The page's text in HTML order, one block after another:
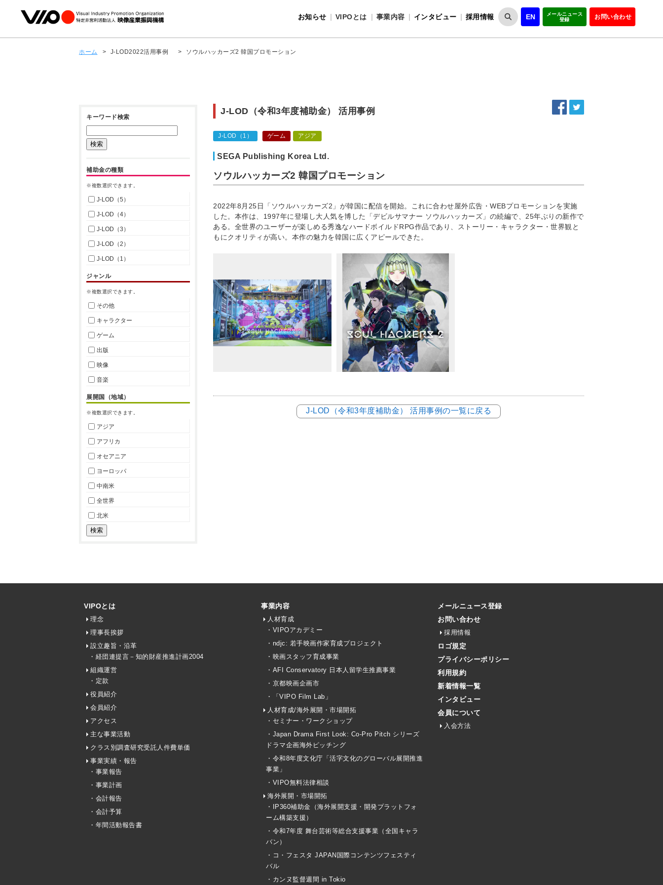
お知らせ VIPOとは
VIPOとは
事業内容
インタビュー 採用情報 EN
メールニュース
登録
お問い合わせ
ホーム > J-LOD2022活用事例 > ソウルハッカーズ2 韓国プロモーション
J-LOD（令和3年度補助金） 活用事例
J-LOD（1） ゲーム アジア
SEGA Publishing Korea Ltd.
ソウルハッカーズ2 韓国プロモーション
2022年8月25日「ソウルハッカーズ2」が韓国に配信を開始。これに合わせ屋外広告・WEBプロモーションを実施
した。本作は、1997年に登場し大人気を博した「デビルサマナー ソウルハッカーズ」の続編で、25年ぶりの新作で
ある。全世界のユーザーが楽しめる秀逸なハードボイルドRPG作品であり、ストーリー・キャラクター・世界観と
もにクオリティが高い。本作の魅力を韓国に広くアピールできた。
J-LOD（令和3年度補助金） 活用事例の一覧に戻る
キーワード検索
補助金の種類
※複数選択できます。
J-LOD（5）
J-LOD（4）
J-LOD（3）
J-LOD（2）
J-LOD（1）
ジャンル
※複数選択できます。
その他
キャラクター
ゲーム
出版
映像
音楽
展開国（地域）
※複数選択できます。
アジア
アフリカ
オセアニア
ヨーロッパ
中南米
全世界
北米
VIPOとは
理念
理事長挨拶
設立趣旨・沿革
・経団連提言－知的財産推進計画2004
組織運営
・定款
役員紹介
会員紹介
アクセス
主な事業活動
クラス別調査研究受託人件費単価
事業実績・報告
・事業報告
・事業計画
・会計報告
・会計予算
・年間活動報告書
事業内容
人材育成
・VIPOアカデミー
・ndjc: 若手映画作家育成プロジェクト
・映画スタッフ育成事業
・AFI Conservatory 日本人留学生推薦事業
・京都映画企画市
・「VIPO Film Lab」
人材育成/海外展開・市場開拓
・セミナー・ワークショップ
・Japan Drama First Look: Co-Pro Pitch シリーズ
ドラマ企画海外ピッチング
・令和8年度文化庁「活字文化のグローバル展開推進
事業」
・VIPO無料法律相談
海外展開・市場開拓
・IP360補助金（海外展開支援・開発プラットフォ
ーム構築支援）
・令和7年度 舞台芸術等総合支援事業（全国キャラ
バン）
・コ・フェスタ JAPAN国際コンテンツフェスティ
バル
・カンヌ監督週間 in Tokio
メールニュース登録
お問い合わせ
採用情報
ロゴ規定
プライバシーポリシー
利用規約
新着情報一覧
インタビュー
会員について
入会方法